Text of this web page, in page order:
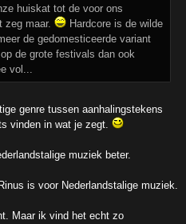
huiskat tot de voor ons
zeg maar.
Hardcore is de wilde
de gedomesticeerde variant
de grote festivals dan ook
vol...
genre tussen aanhalingstekens
vinden in wat je zegt.
muziek beter.
is voor Nederlandstalige muziek.
Maar ik vind het echt zo